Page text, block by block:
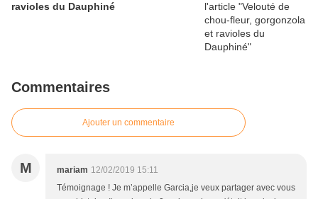
ravioles du Dauphiné
Commentaires
Ajouter un commentaire
M mariam 12/02/2019 15:11
Témoignage ! Je m’appelle Garcia,je veux partager avec vous